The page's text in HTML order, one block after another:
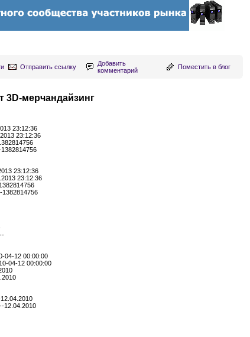
Отправить ссылку
Добавить
комментарий
Поместить в блог
3D-мерчандайзинг
23:12:36
23:12:36
23:12:36
23:12:36
1382814756
04-12 00:00:00
04-12 00:00:00
12.04.2010